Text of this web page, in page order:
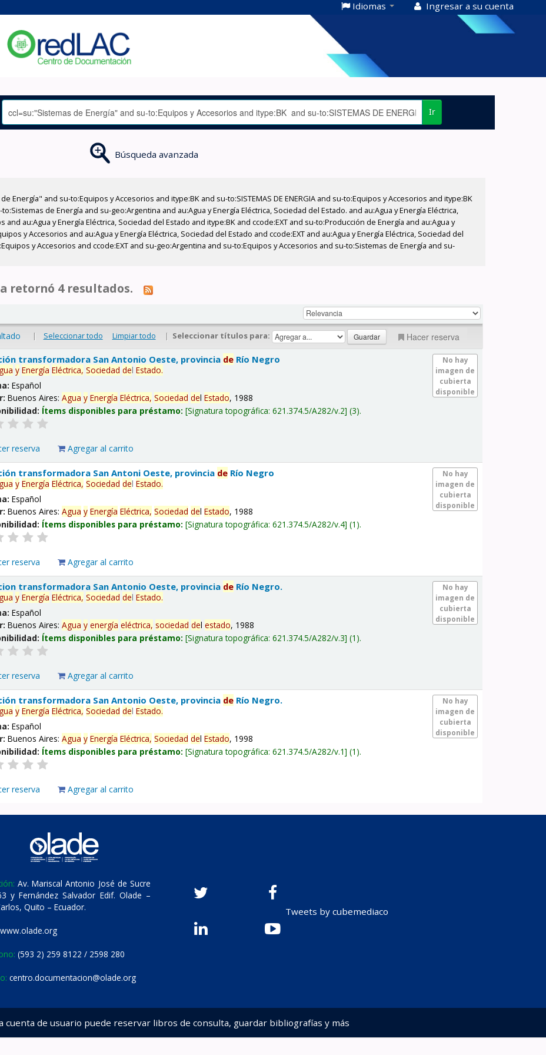
Idiomas Ingresar a su cuenta
Ir
Búsqueda avanzada
Energía" and su-to:Equipos y Accesorios and itype:BK and su-to:SISTEMAS DE ENERGIA and su-to:Equipos y Accesorios and itype:BK
de Energía and su-geo:Argentina and au:Agua y Energía Eléctrica, Sociedad del Estado. and au:Agua y Energía Eléctrica,
au:Agua y Energía Eléctrica, Sociedad del Estado and itype:BK and ccode:EXT and su-to:Producción de Energía and au:Agua y
y Accesorios and au:Agua y Energía Eléctrica, Sociedad del Estado and ccode:EXT and au:Agua y Energía Eléctrica, Sociedad del
y Accesorios and ccode:EXT and su-geo:Argentina and su-to:Equipos y Accesorios and su-to:Sistemas de Energía and su-
retornó 4 resultados.
| Seleccionar todo Limpiar todo | Seleccionar títulos para: Hacer reserva
No hay
imagen de
cubierta
disponible
transformadora San Antonio Oeste, provincia de Río Negro
y Energía Eléctrica, Sociedad delEstado.
Español
Buenos Aires:Agua y Energía Eléctrica, Sociedad delEstado, 1988
Ítems disponibles para préstamo: Signatura topográfica:621.374.5/A282/v.2 (3).
reserva Agregar al carrito
No hay
imagen de
cubierta
disponible
transformadora San Antoni Oeste, provincia de Río Negro
y Energía Eléctrica, Sociedad delEstado.
Español
Buenos Aires:Agua y Energía Eléctrica, Sociedad delEstado, 1988
Ítems disponibles para préstamo: Signatura topográfica:621.374.5/A282/v.4 (1).
reserva Agregar al carrito
No hay
imagen de
cubierta
disponible
transformadora San Antonio Oeste, provincia de Río Negro.
y Energía Eléctrica, Sociedad delEstado.
Español
Buenos Aires:Agua y energía eléctrica, sociedad delestado, 1988
Ítems disponibles para préstamo: Signatura topográfica:621.374.5/A282/v.3 (1).
reserva Agregar al carrito
No hay
imagen de
cubierta
disponible
transformadora San Antonio Oeste, provincia de Río Negro.
y Energía Eléctrica, Sociedad delEstado.
Español
Buenos Aires:Agua y Energía Eléctrica, Sociedad delEstado, 1998
Ítems disponibles para préstamo: Signatura topográfica:621.374.5/A282/v.1 (1).
reserva Agregar al carrito
Av. Mariscal Antonio José de Sucre
y Fernández Salvador Edif. Olade –
Quito – Ecuador.
www.olade.org
(593 2) 259 8122 / 2598 280
centro.documentacion@olade.org
Tweets by cubemediaco
cuenta de usuario puede reservar libros de consulta, guardar bibliografías y más